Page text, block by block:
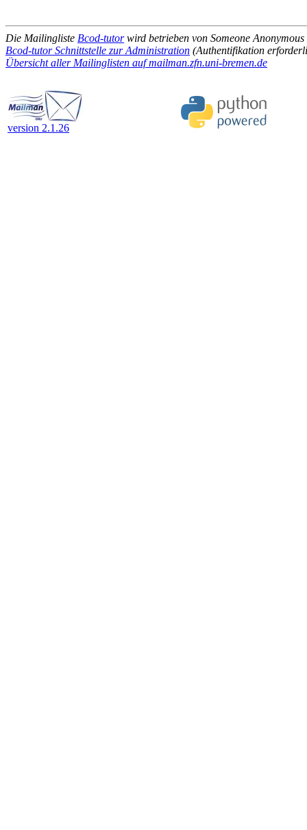
Die Mailingliste Bcod-tutorwird betrieben von Someone Anonymous
Bcod-tutor Schnittstelle zur Administration (Authentifikation
Übersicht aller Mailinglisten auf mailman.zfn.uni-bremen.de
version 2.1.26